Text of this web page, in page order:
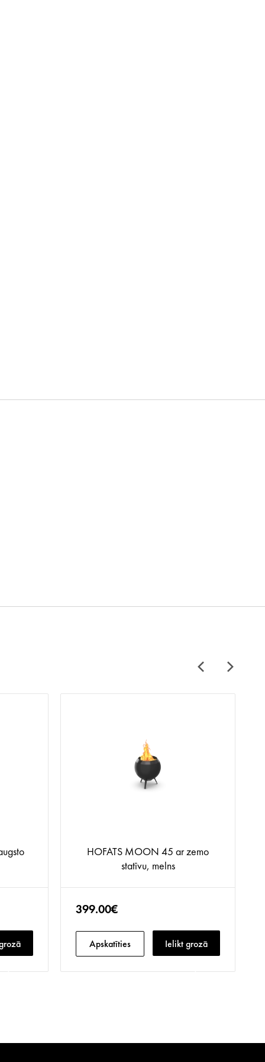
HOFATS MOON 45 ar zemo
statīvu, melns
399.00€
Apskatīties Ielikt grozā